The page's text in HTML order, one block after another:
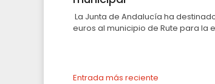
La Junta de Andalucía ha
euros al municipio de Rute para la
Entrada más reciente